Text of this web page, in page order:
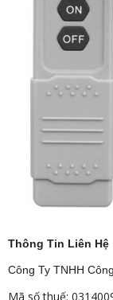
Thông Tin Liên Hệ
Công Ty TNHH
Mã số thuế: